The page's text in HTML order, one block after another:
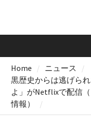
Home
ニュース
黒歴史からは逃げら
よ」がNetflixで配信
情報）